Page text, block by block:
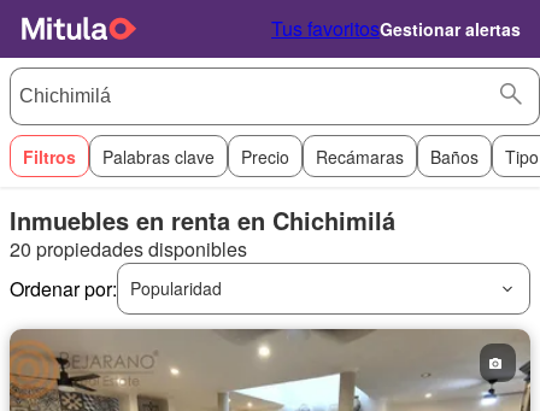
Tus favoritosGestionar alertas
Filtros Palabras clave Precio Recámaras Baños
Inmuebles en renta en Chichimilá
20 propiedades disponibles
Ordenar por:
Popularidad